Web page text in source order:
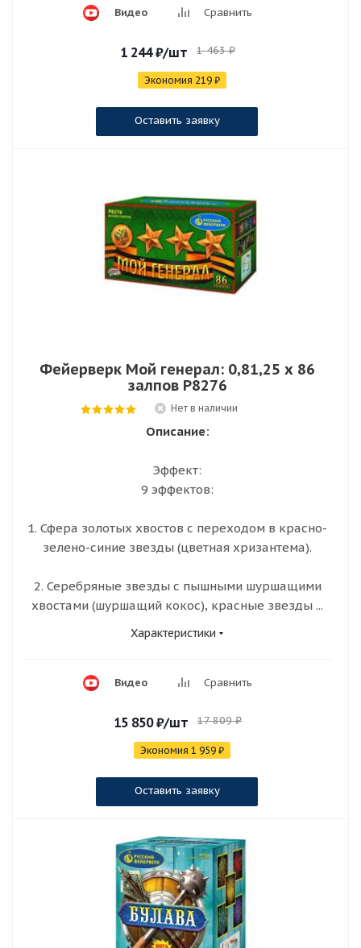
Видео Сравнить
1 244₽/шт 1 463₽
Экономия 219₽
Оставить заявку
Фейерверк Мой генерал: 0,81,25 х 86
залпов Р8276
Нет в наличии
Описание:
Эффект:
9 эффектов:
1. Сфера золотых хвостов с переходом в красно-
зелено-синие звезды (цветная хризантема).
2. Серебряные звезды с пышными шуршащими
хвостами (шуршащий кокос), красные звезды ...
Характеристики
Видео Сравнить
15 850₽/шт 17 809₽
Экономия 1 959₽
Оставить заявку